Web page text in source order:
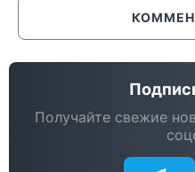
Получайте свежие